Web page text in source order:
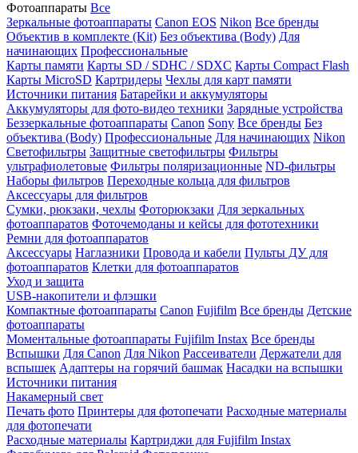
Фотоаппараты Все
Зеркальные фотоаппараты Canon EOS Nikon Все бренды
Объектив в комплекте (Kit) Без объектива (Body) Для
начинающих Профессиональные
Карты памяти Карты SD / SDHC / SDXC Карты Compact Flash
Карты MicroSD Картридеры Чехлы для карт памяти
Источники питания Батарейки и аккумуляторы
Аккумуляторы для фото-видео техники Зарядные устройства
Беззеркальные фотоаппараты Canon Sony Все бренды Без
объектива (Body) Профессиональные Для начинающих Nikon
Светофильтры Защитные светофильтры Фильтры
ультрафиолетовые Фильтры поляризационные ND-фильтры
Наборы фильтров Переходные кольца для фильтров
Аксессуары для фильтров
Сумки, рюкзаки, чехлы Фоторюкзаки Для зеркальных
фотоаппаратов Фоточемоданы и кейсы для фототехники
Ремни для фотоаппаратов
Аксессуары Наглазники Провода и кабели Пульты ДУ для
фотоаппаратов Клетки для фотоаппаратов
Уход и защита
USB-накопители и флэшки
Компактные фотоаппараты Canon Fujifilm Все бренды Детские
фотоаппараты
Моментальные фотоаппараты Fujifilm Instax Все бренды
Вспышки Для Canon Для Nikon Рассеиватели Держатели для
вспышек Адаптеры на горячий башмак Насадки на вспышки
Источники питания
Накамерный свет
Печать фото Принтеры для фотопечати Расходные материалы
для фотопечати
Расходные материалы Картриджи для Fujifilm Instax